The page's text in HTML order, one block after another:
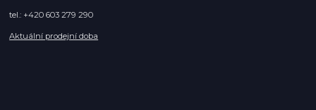
tel.: +420 603 279 290
Aktuální prodejní doba